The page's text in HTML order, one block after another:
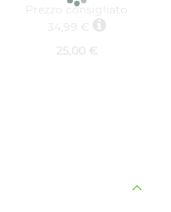
Prezzo consigliato
34,99 €
25,00 €